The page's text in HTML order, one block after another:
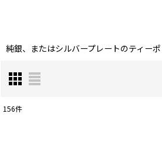
純銀、またはシルバープレートのティー
156件